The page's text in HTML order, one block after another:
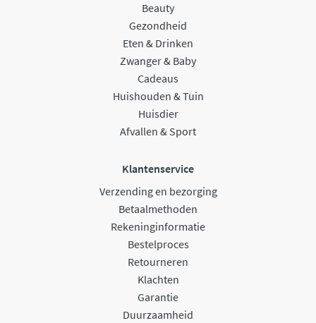
Beauty
Gezondheid
Eten & Drinken
Zwanger & Baby
Cadeaus
Huishouden & Tuin
Huisdier
Afvallen & Sport
Klantenservice
Verzending en bezorging
Betaalmethoden
Rekeninginformatie
Bestelproces
Retourneren
Klachten
Garantie
Duurzaamheid